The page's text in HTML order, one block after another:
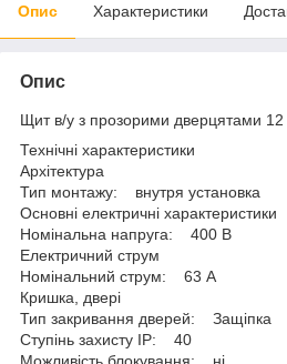
Опис Характеристики
Опис
Щит в/у з прозорими дверцятами
Технічні характеристики
Архітектура
Тип монтажу: внутря установка
Основні електричні характеристики
Номінальна напруга: 400 B
Електричний струм
Номінальний струм: 63 A
Кришка, двері
Тип закривання дверей: Защіпка
Ступінь захисту IP: 40
Можливість блокування: ні